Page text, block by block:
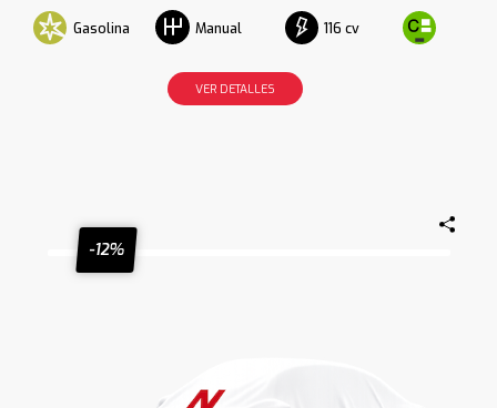
Gasolina Manual 116 cv
VER DETALLES
-12%